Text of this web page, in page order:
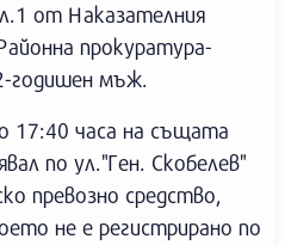
от Наказателния
прокуратура-
годишен мъж.
17:40 часа на същата
по ул."Ген. Скобелев"
превозно средство,
не е регистрирано по